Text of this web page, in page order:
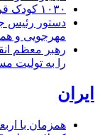
۱۰۳۰ کودک قربانی جنایت صهیونیست‌ها
دستور رئیس
مهرجویی و
رهبر معظم
را به تولیت
ایران
همزمان با